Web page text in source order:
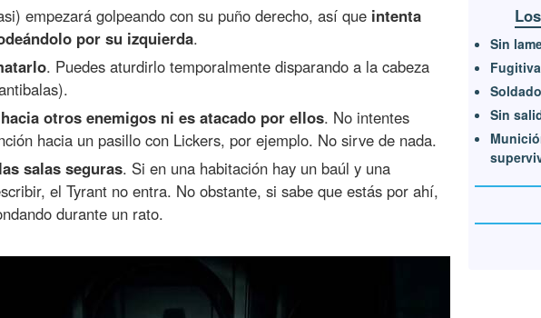
empezará golpeando con su puño derecho, así que intenta
por su izquierda.
. Puedes aturdirlo temporalmente disparando a la cabeza
otros enemigos ni es atacado por ellos. No intentes
hacia un pasillo con Lickers, por ejemplo. No sirve de nada.
salas seguras. Si en una habitación hay un baúl y una
el Tyrant no entra. No obstante, si sabe que estás por ahí,
durante un rato.
Sin
Fugitiva
Sin